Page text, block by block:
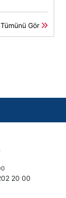
Tümünü Gör
20 00